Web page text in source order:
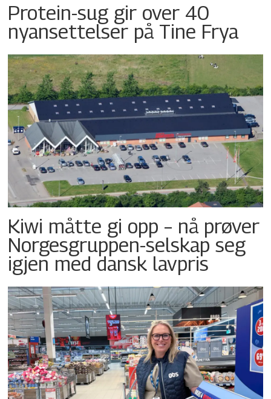
Protein-sug gir over 40
nyansettelser på Tine Frya
Kiwi måtte gi opp – nå prøver
Norgesgruppen-selskap seg
igjen med dansk lavpris